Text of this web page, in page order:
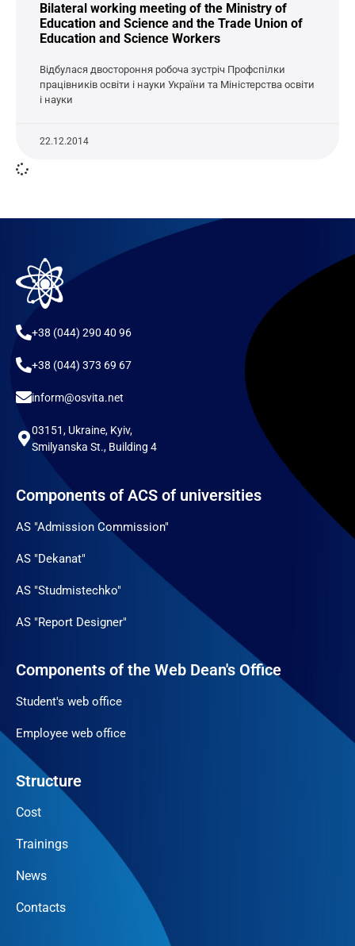
Bilateral working meeting of the Ministry of
Education and Science and the Trade Union of
Education and Science Workers
Відбулася двостороння робоча зустріч Профспілки
працівників освіти і науки України та Міністерства освіти
і науки
22.12.2014
+38 (044) 290 40 96
+38 (044) 373 69 67
inform@osvita.net
03151, Ukraine, Kyiv,
Smilyanska St., Building 4
Components of ACS of universities
AS "Admission Commission"
AS "Dekanat"
AS "Studmistechko"
AS "Report Designer"
Components of the Web Dean's Office
Student's web office
Employee web office
Structure
Cost
Trainings
News
Contacts